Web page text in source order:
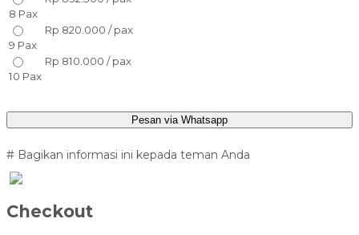
8 Pax
9 Pax
Rp 820.000 / pax
10 Pax
Rp 810.000 / pax
Pesan via Whatsapp
# Bagikan informasi ini kepada teman Anda
Checkout